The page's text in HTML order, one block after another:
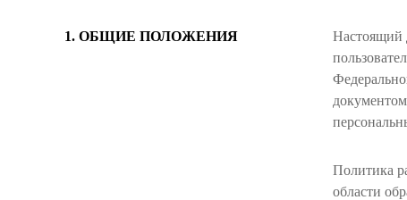
1. ОБЩИЕ ПОЛОЖЕНИЯ
Настоящий
Политика
области